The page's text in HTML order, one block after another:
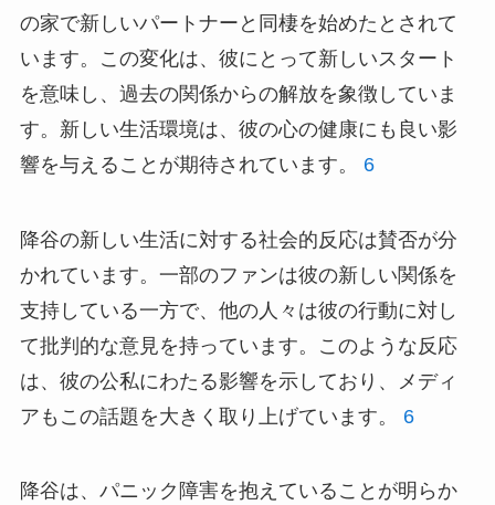
の家で新しいパートナーと同棲を始めたとされて
います。この変化は、彼にとって新しいスタート
を意味し、過去の関係からの解放を象徴していま
す。新しい生活環境は、彼の心の健康にも良い影
響を与えることが期待されています。 6
降谷の新しい生活に対する社会的反応は賛否が分
かれています。一部のファンは彼の新しい関係を
支持している一方で、他の人々は彼の行動に対し
て批判的な意見を持っています。このような反応
は、彼の公私にわたる影響を示しており、メディ
アもこの話題を大きく取り上げています。 6
降谷は、パニック障害を抱えていることが明らか